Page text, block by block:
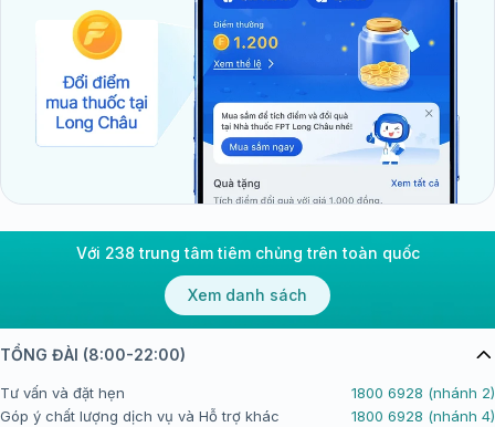
Với 238 trung tâm tiêm chủng trên toàn quốc
Xem danh sách
TỔNG ĐÀI (8:00-22:00)
Tư vấn và đặt hẹn
1800 6928 (nhánh 2)
Góp ý chất lượng dịch vụ và Hỗ trợ khác
1800 6928 (nhánh 4)